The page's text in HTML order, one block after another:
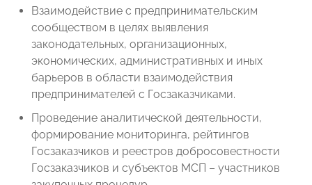
Взаимодействие с предпринимательским
сообществом в целях выявления
законодательных, организационных,
экономических, административных и иных
барьеров в области взаимодействия
предпринимателей с Госзаказчиками.
Проведение аналитической деятельности,
формирование мониторинга, рейтингов
Госзаказчиков и реестров добросовестности
Госзаказчиков и субъектов МСП – участников